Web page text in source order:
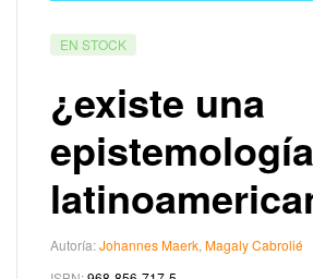
EN STOCK
¿existe una
epistemología
Autoría:Johannes Maerk Magaly Cabrolié